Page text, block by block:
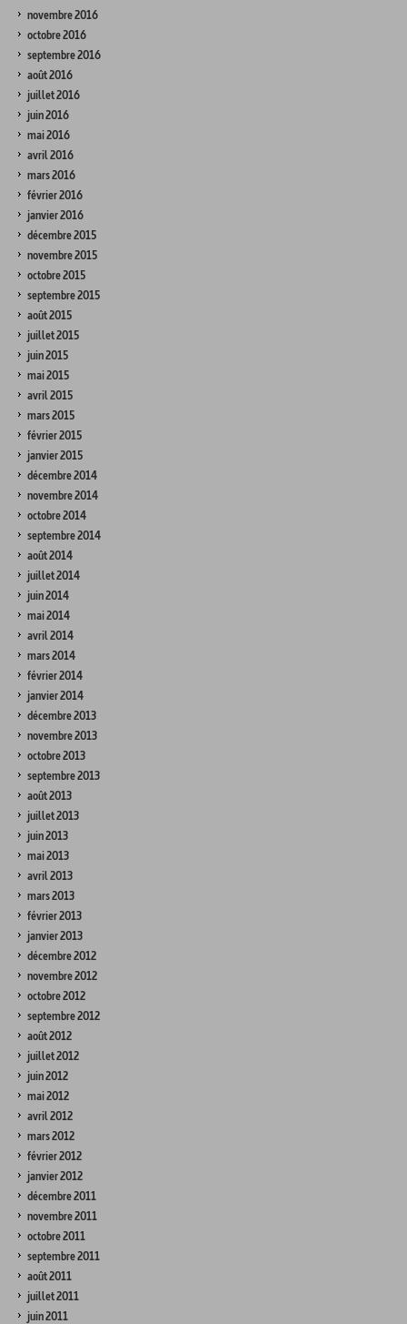
novembre 2016
octobre 2016
septembre 2016
août 2016
juillet 2016
juin 2016
mai 2016
avril 2016
mars 2016
février 2016
janvier 2016
décembre 2015
novembre 2015
octobre 2015
septembre 2015
août 2015
juillet 2015
juin 2015
mai 2015
avril 2015
mars 2015
février 2015
janvier 2015
décembre 2014
novembre 2014
octobre 2014
septembre 2014
août 2014
juillet 2014
juin 2014
mai 2014
avril 2014
mars 2014
février 2014
janvier 2014
décembre 2013
novembre 2013
octobre 2013
septembre 2013
août 2013
juillet 2013
juin 2013
mai 2013
avril 2013
mars 2013
février 2013
janvier 2013
décembre 2012
novembre 2012
octobre 2012
septembre 2012
août 2012
juillet 2012
juin 2012
mai 2012
avril 2012
mars 2012
février 2012
janvier 2012
décembre 2011
novembre 2011
octobre 2011
septembre 2011
août 2011
juillet 2011
juin 2011